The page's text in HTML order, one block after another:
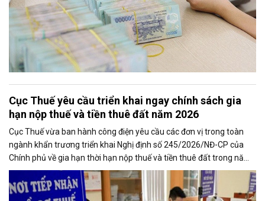
Cục Thuế yêu cầu triển khai ngay chính sách gia
hạn nộp thuế và tiền thuê đất năm 2026
Cục Thuế vừa ban hành công điện yêu cầu các đơn vị trong toàn
ngành khẩn trương triển khai Nghị định số 245/2026/NĐ-CP của
Chính phủ về gia hạn thời hạn nộp thuế và tiền thuê đất trong năm
2026, nhằm bảo đảm chính sách nhanh chóng đi vào thực tiễn và
hỗ trợ kịp thời cho người nộp thuế.